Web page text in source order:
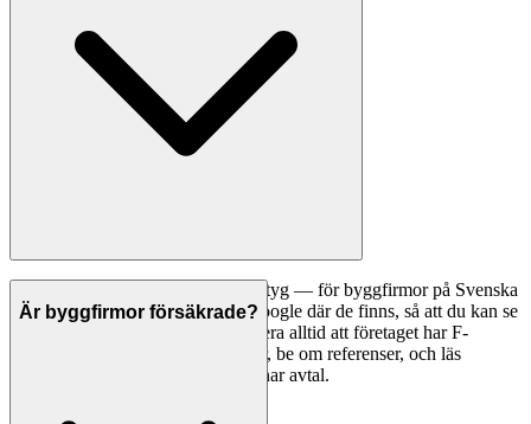
Ett bra första steg är att jämföra betyg — för byggfirmor på Svenska
Hantverkare visar vi betyg från Google där de finns, så att du kan se
vad andra kunder tycker. Kontrollera alltid att företaget har F-
skattesedel och giltiga försäkringar, be om referenser, och läs
omdömen noggrant innan du tecknar avtal.
Är byggfirmor försäkrade?